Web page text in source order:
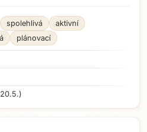
spolehlivá
aktivní
plánovací